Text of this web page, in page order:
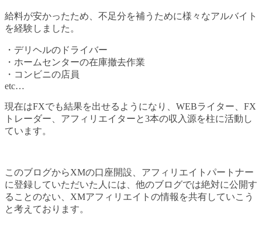
給料が安かったため、不足分を補うために様々なアルバイト
を経験しました。
・デリヘルのドライバー
・ホームセンターの在庫撤去作業
・コンビニの店員
etc…
現在はFXでも結果を出せるようになり、WEBライター、FX
トレーダー、アフィリエイターと3本の収入源を柱に活動し
ています。
このブログからXMの口座開設、アフィリエイトパートナー
に登録していただいた人には、他のブログでは絶対に公開す
ることのない、XMアフィリエイトの情報を共有していこう
と考えております。